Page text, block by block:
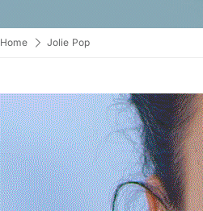
Home Jolie Pop